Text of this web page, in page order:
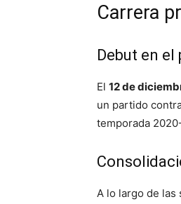
Carrera
Debut en el
El 12 de
un partido
temporada
A lo largo de las